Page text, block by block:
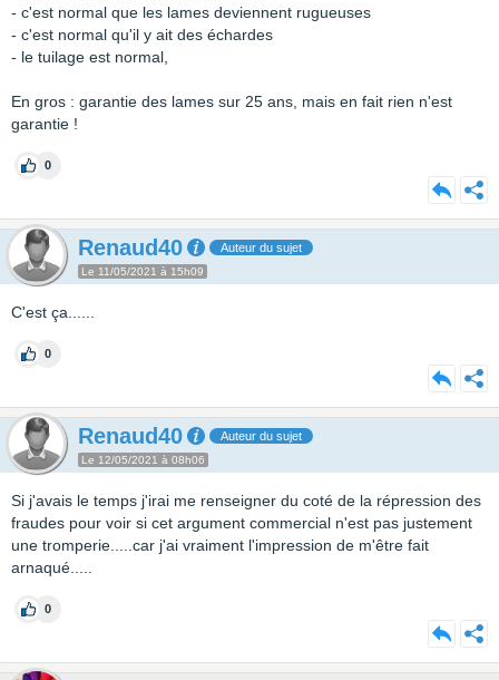
- c'est normal que les lames deviennent rugueuses
- c'est normal qu'il y ait des échardes
- le tuilage est normal,
En gros : garantie des lames sur 25 ans, mais en fait rien n'est
garantie !
0
Renaud40 Auteur du sujet
Le 11/05/2021 à 15h09
C'est ça......
0
Renaud40 Auteur du sujet
Le 12/05/2021 à 08h06
Si j'avais le temps j'irai me renseigner du coté de la répression des
fraudes pour voir si cet argument commercial n'est pas justement
une tromperie.....car j'ai vraiment l'impression de m'être fait
arnaqué.....
0